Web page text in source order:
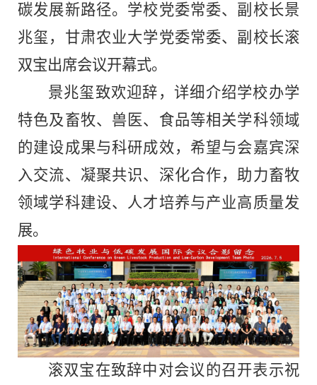
碳发展新路径。学校党委常委、副校长景
兆玺，甘肃农业大学党委常委、副校长滚
双宝出席会议开幕式。
景兆玺致欢迎辞，详细介绍学校办学
特色及畜牧、兽医、食品等相关学科领域
的建设成果与科研成效，希望与会嘉宾深
入交流、凝聚共识、深化合作，助力畜牧
领域学科建设、人才培养与产业高质量发
展。
滚双宝在致辞中对会议的召开表示祝